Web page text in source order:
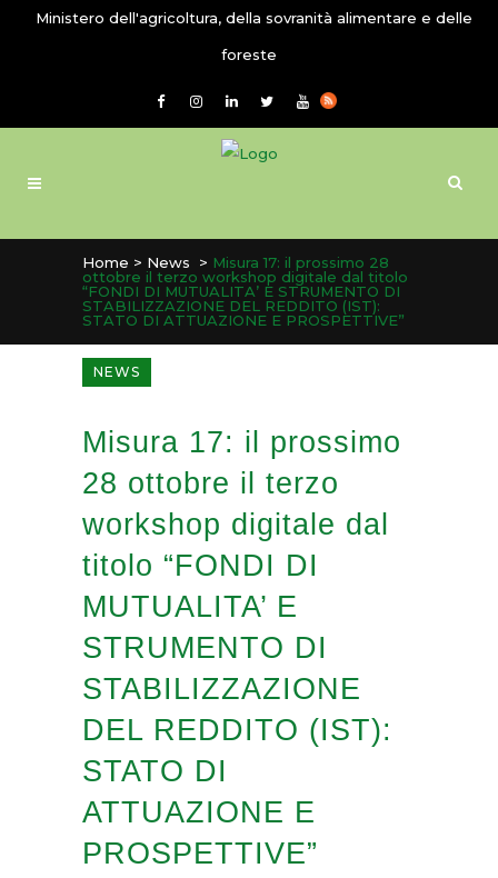
Ministero dell'agricoltura, della sovranità alimentare e delle
foreste
Home > News > Misura 17: il prossimo 28
ottobre il terzo workshop digitale dal titolo
“FONDI DI MUTUALITA’ E STRUMENTO DI
STABILIZZAZIONE DEL REDDITO (IST):
STATO DI ATTUAZIONE E PROSPETTIVE”
NEWS
Misura 17: il prossimo
28 ottobre il terzo
workshop digitale dal
titolo “FONDI DI
MUTUALITA’ E
STRUMENTO DI
STABILIZZAZIONE
DEL REDDITO (IST):
STATO DI
ATTUAZIONE E
PROSPETTIVE”